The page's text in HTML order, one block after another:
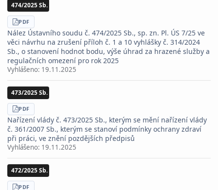
474/2025 Sb.
STÁHNOUT
PDF
Nález Ústavního soudu č. 474/2025 Sb., sp. zn. Pl. ÚS 7/25 ve
věci návrhu na zrušení příloh č. 1 a 10 vyhlášky č. 314/2024
Sb., o stanovení hodnot bodu, výše úhrad za hrazené služby a
regulačních omezení pro rok 2025
Vyhlášeno: 19.11.2025
473/2025 Sb.
STÁHNOUT
PDF
Nařízení vlády č. 473/2025 Sb., kterým se mění nařízení vlády
č. 361/2007 Sb., kterým se stanoví podmínky ochrany zdraví
při práci, ve znění pozdějších předpisů
Vyhlášeno: 19.11.2025
472/2025 Sb.